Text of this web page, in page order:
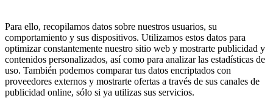
Para ello, recopilamos datos sobre nuestros usuarios, su
comportamiento y sus dispositivos. Utilizamos estos datos para
optimizar constantemente nuestro sitio web y mostrarte publicidad y
contenidos personalizados, así como para analizar las estadísticas de
uso. También podemos comparar tus datos encriptados con
proveedores externos y mostrarte ofertas a través de sus canales de
publicidad online, sólo si ya utilizas sus servicios.